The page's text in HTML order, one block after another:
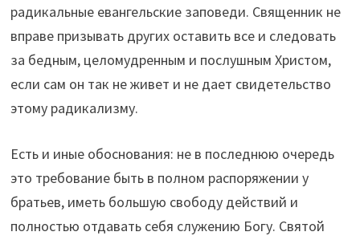
радикальные евангельские заповеди. Священник не
вправе призывать других оставить все и следовать
за бедным, целомудренным и послушным Христом,
если сам он так не живет и не дает свидетельство
этому радикализму.
Есть и иные обоснования: не в последнюю очередь
это требование быть в полном распоряжении у
братьев, иметь большую свободу действий и
полностью отдавать себя служению Богу. Святой